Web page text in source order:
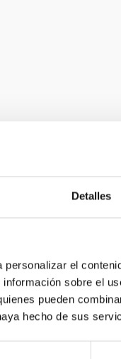
Detalles
el
sobre el
pueden
hecho de sus